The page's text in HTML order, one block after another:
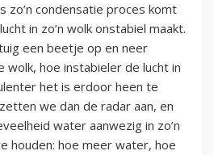
zo’n condensatie proces komt
in zo’n wolk onstabiel maakt.
een beetje op en neer
hoe instabieler de lucht in
het is erdoor heen te
we dan de radar aan, en
water aanwezig in zo’n
houden: hoe meer water, hoe